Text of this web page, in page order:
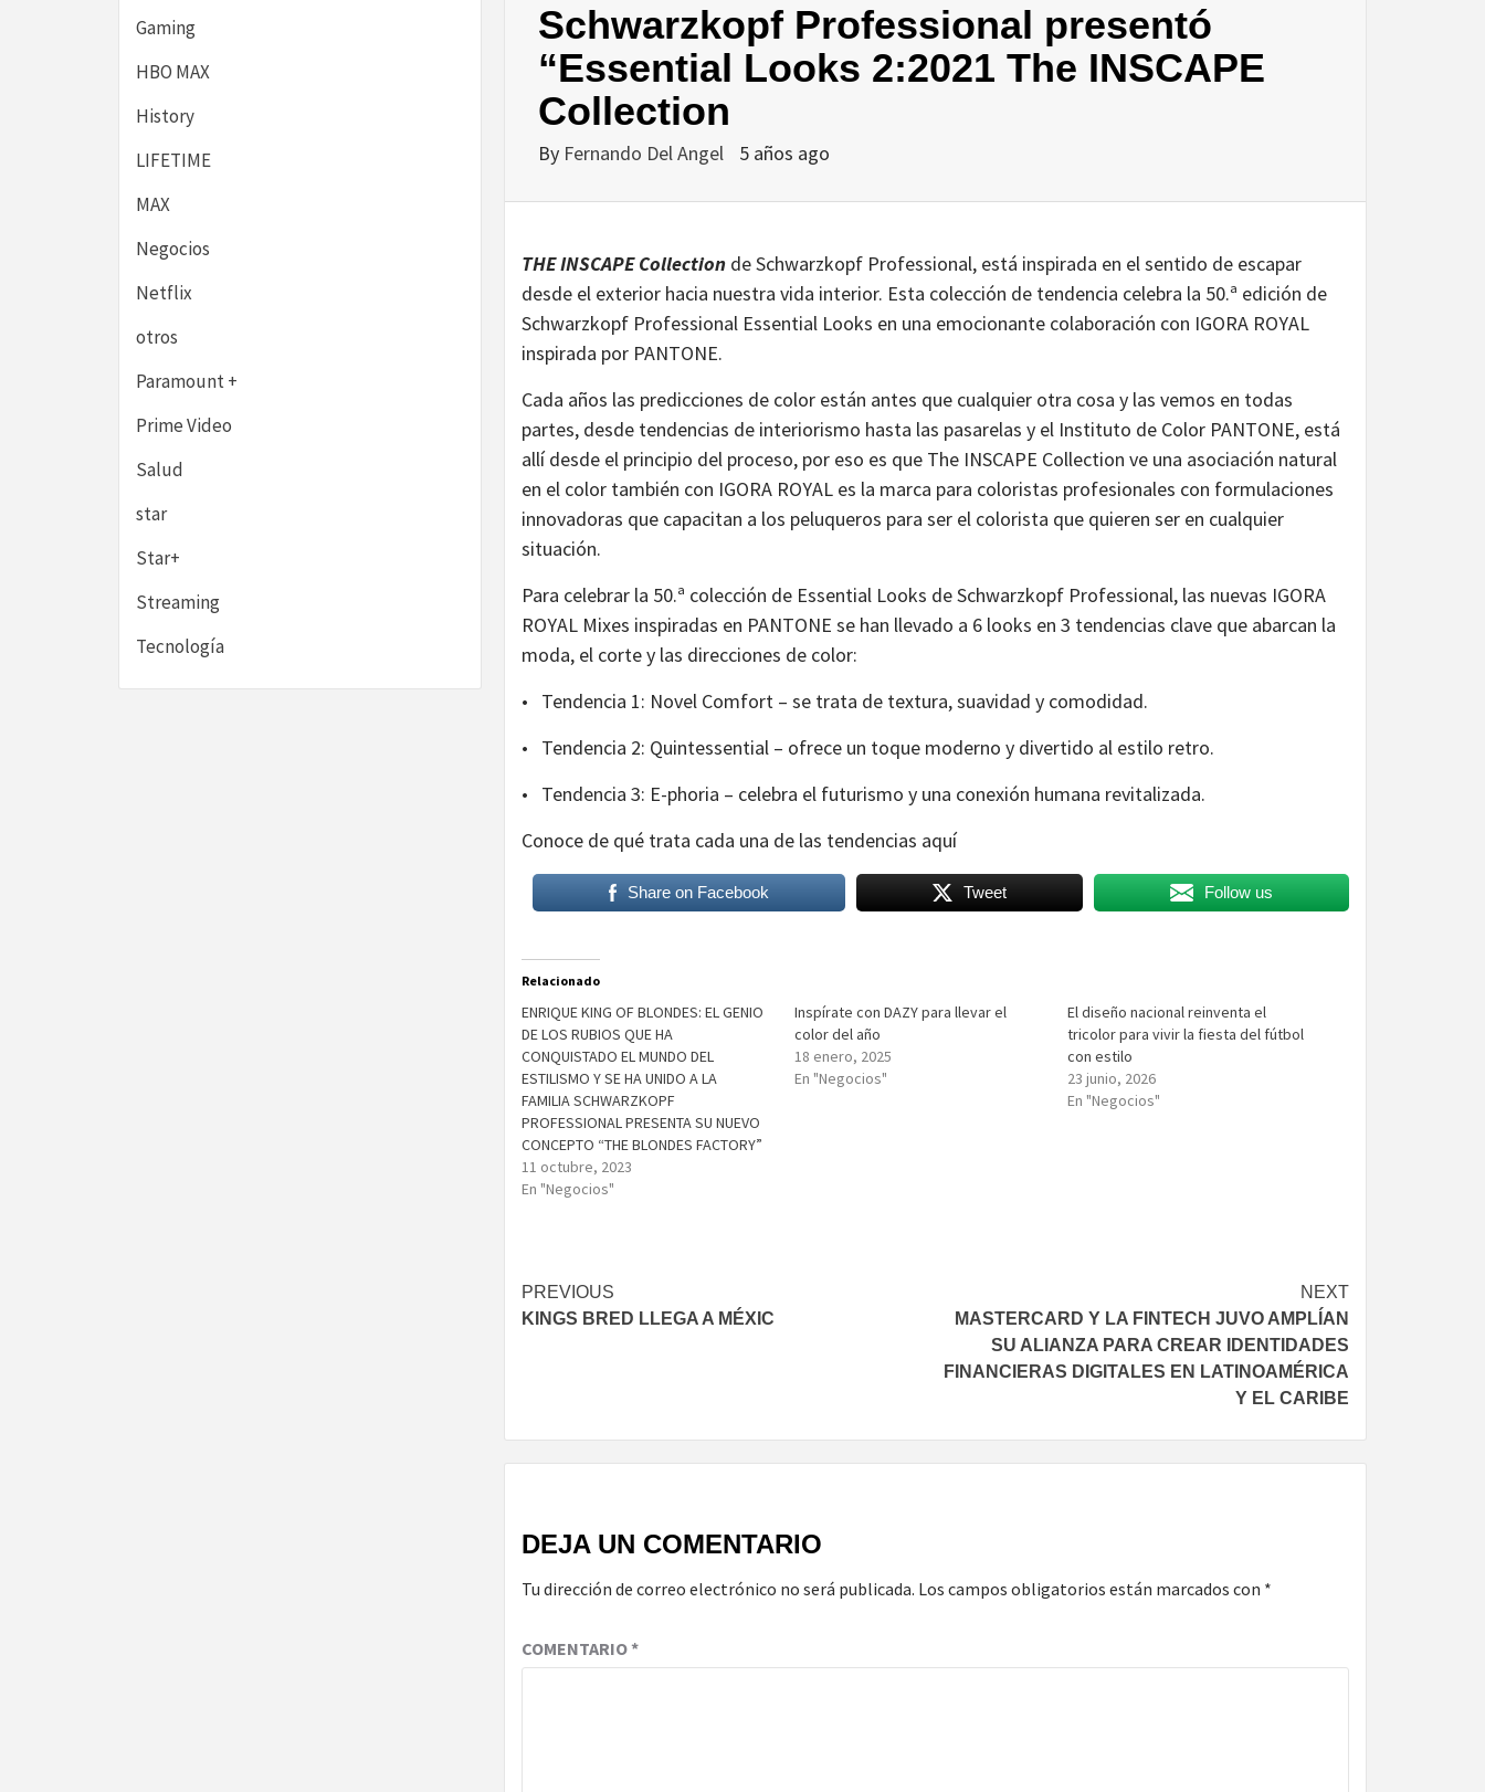
Schwarzkopf Professional presentó
“Essential Looks 2:2021 The INSCAPE
Collection
By Fernando Del Angel 5 años ago
THE INSCAPE Collection de Schwarzkopf Professional, está inspirada en el sentido de escapar
desde el exterior hacia nuestra vida interior. Esta colección de tendencia celebra la 50.ª edición de
Schwarzkopf Professional Essential Looks en una emocionante colaboración con IGORA ROYAL
inspirada por PANTONE.
Cada años las predicciones de color están antes que cualquier otra cosa y las vemos en todas
partes, desde tendencias de interiorismo hasta las pasarelas y el Instituto de Color PANTONE, está
allí desde el principio del proceso, por eso es que The INSCAPE Collection ve una asociación natural
en el color también con IGORA ROYAL es la marca para coloristas profesionales con formulaciones
innovadoras que capacitan a los peluqueros para ser el colorista que quieren ser en cualquier
situación.
Para celebrar la 50.ª colección de Essential Looks de Schwarzkopf Professional, las nuevas IGORA
ROYAL Mixes inspiradas en PANTONE se han llevado a 6 looks en 3 tendencias clave que abarcan la
moda, el corte y las direcciones de color:
• Tendencia 1: Novel Comfort – se trata de textura, suavidad y comodidad.
• Tendencia 2: Quintessential – ofrece un toque moderno y divertido al estilo retro.
• Tendencia 3: E-phoria – celebra el futurismo y una conexión humana revitalizada.
Conoce de qué trata cada una de las tendencias aquí
Share on Facebook Tweet Follow us
Relacionado
ENRIQUE KING OF BLONDES: EL GENIO
DE LOS RUBIOS QUE HA
CONQUISTADO EL MUNDO DEL
ESTILISMO Y SE HA UNIDO A LA
FAMILIA SCHWARZKOPF
PROFESSIONAL PRESENTA SU NUEVO
CONCEPTO “THE BLONDES FACTORY”
11 octubre, 2023
En "Negocios"
Inspírate con DAZY para llevar el
color del año
18 enero, 2025
En "Negocios"
El diseño nacional reinventa el
tricolor para vivir la fiesta del fútbol
con estilo
23 junio, 2026
En "Negocios"
Post
navigation
PREVIOUS
KINGS BRED LLEGA A MÉXIC
NEXT
MASTERCARD Y LA FINTECH JUVO AMPLÍAN
SU ALIANZA PARA CREAR IDENTIDADES
FINANCIERAS DIGITALES EN LATINOAMÉRICA
Y EL CARIBE
DEJA UN COMENTARIO
Tu dirección de correo electrónico no será publicada. Los campos obligatorios están marcados con *
COMENTARIO*
Gaming
HBO MAX
History
LIFETIME
MAX
Negocios
Netflix
otros
Paramount +
Prime Video
Salud
star
Star+
Streaming
Tecnología